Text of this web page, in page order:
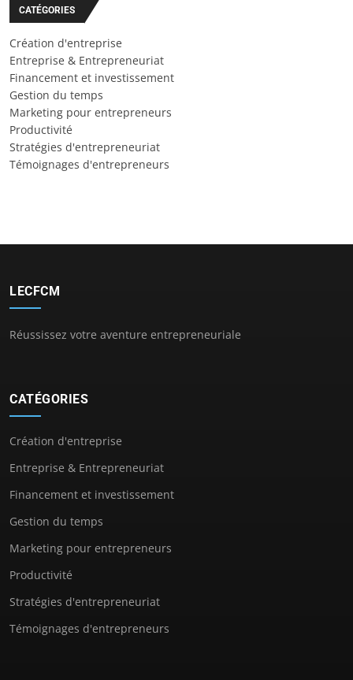
CATÉGORIES
Création d'entreprise
Entreprise & Entrepreneuriat
Financement et investissement
Gestion du temps
Marketing pour entrepreneurs
Productivité
Stratégies d'entrepreneuriat
Témoignages d'entrepreneurs
LECFCM
Réussissez votre aventure entrepreneuriale
CATÉGORIES
Création d'entreprise
Entreprise & Entrepreneuriat
Financement et investissement
Gestion du temps
Marketing pour entrepreneurs
Productivité
Stratégies d'entrepreneuriat
Témoignages d'entrepreneurs